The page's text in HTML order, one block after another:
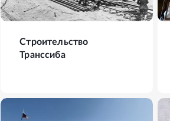
16ФОТО
Строительство
Транссиба